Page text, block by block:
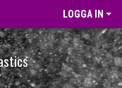
LOGGA IN